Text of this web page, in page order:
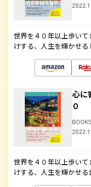
世界を４０年以上歩い
けする、人生を輝かせ
心に
０
世界を４０年以上歩い
けする、人生を輝かせ